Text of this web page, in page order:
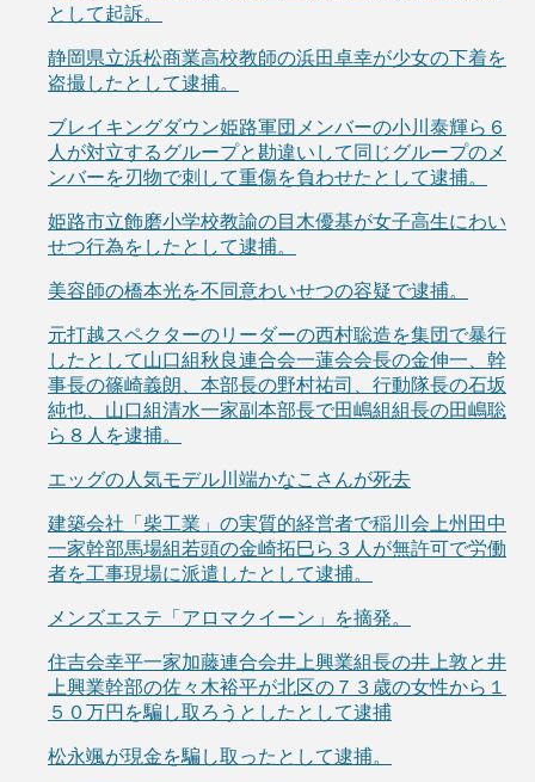
として起訴。
静岡県立浜松商業高校教師の浜田卓幸が少女の下着を
盗撮したとして逮捕。
ブレイキングダウン姫路軍団メンバーの小川泰輝ら６
人が対立するグループと勘違いして同じグループのメ
ンバーを刃物で刺して重傷を負わせたとして逮捕。
姫路市立飾磨小学校教諭の目木優基が女子高生にわい
せつ行為をしたとして逮捕。
美容師の橋本光を不同意わいせつの容疑で逮捕。
元打越スペクターのリーダーの西村聡造を集団で暴行
したとして山口組秋良連合会一蓮会会長の金伸一、幹
事長の篠崎義朗、本部長の野村祐司、行動隊長の石坂
純也、山口組清水一家副本部長で田嶋組組長の田嶋聡
ら８人を逮捕。
エッグの人気モデル川端かなこさんが死去
建築会社「柴工業」の実質的経営者で稲川会上州田中
一家幹部馬場組若頭の金崎拓巳ら３人が無許可で労働
者を工事現場に派遣したとして逮捕。
メンズエステ「アロマクイーン」を摘発。
住吉会幸平一家加藤連合会井上興業組長の井上敦と井
上興業幹部の佐々木裕平が北区の７３歳の女性から１
５０万円を騙し取ろうとしたとして逮捕
松永颯が現金を騙し取ったとして逮捕。